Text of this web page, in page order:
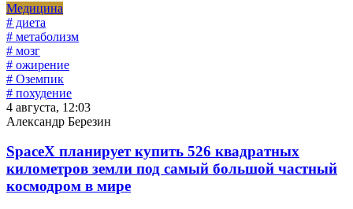
Медицина
# диета
# метаболизм
# мозг
# ожирение
# Оземпик
# похудение
4 августа, 12:03
Александр Березин
SpaceX планирует купить 526 квадратных
километров земли под самый большой частный
космодром в мире